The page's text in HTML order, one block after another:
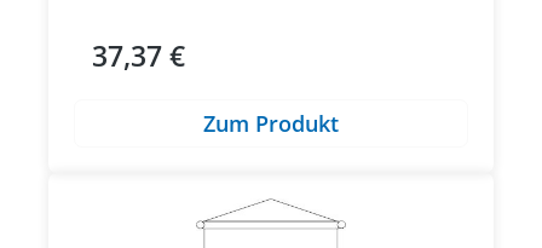
Regulärer Preis:
37,37 €
Zum Produkt